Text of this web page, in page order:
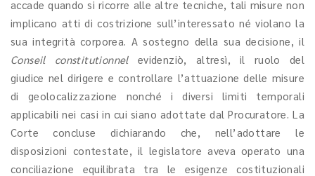
accade quando si ricorre alle altre tecniche, tali misure non
implicano atti di costrizione sull’interessato né violano la
sua integrità corporea. A sostegno della sua decisione, il
Conseil constitutionnelevidenziò, altresì, il ruolo del
giudice nel dirigere e controllare l’attuazione delle misure
di geolocalizzazione nonché i diversi limiti temporali
applicabili nei casi in cui siano adottate dal Procuratore. La
Corte concluse dichiarando che, nell’adottare le
disposizioni contestate, il legislatore aveva operato una
conciliazione equilibrata tra le esigenze costituzionali